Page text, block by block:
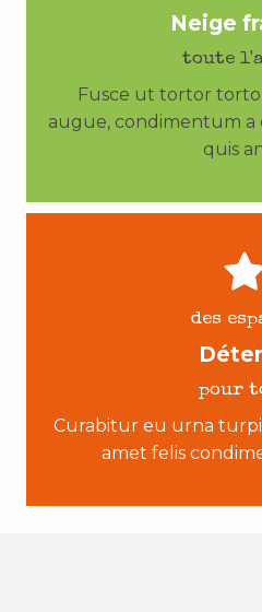
Neige
toute
Fusce ut tortor
augue, condimentum a
quis
des
pour
Curabitur eu urna
amet felis